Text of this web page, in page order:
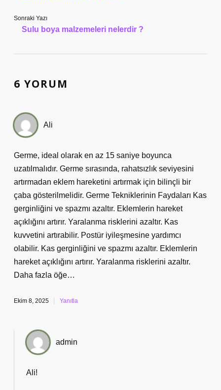
Sonraki Yazı
Sulu boya malzemeleri nelerdir ?
6 YORUM
Ali
Germe, ideal olarak en az 15 saniye boyunca
uzatılmalıdır. Germe sırasında, rahatsızlık seviyesini
artırmadan eklem hareketini artırmak için bilinçli bir
çaba gösterilmelidir. Germe Tekniklerinin Faydaları Kas
gerginliğini ve spazmı azaltır. Eklemlerin hareket
açıklığını artırır. Yaralanma risklerini azaltır. Kas
kuvvetini artırabilir. Postür iyileşmesine yardımcı
olabilir. Kas gerginliğini ve spazmı azaltır. Eklemlerin
hareket açıklığını artırır. Yaralanma risklerini azaltır.
Daha fazla öğe…
Ekim 8, 2025 Yanıtla
admin
Ali!